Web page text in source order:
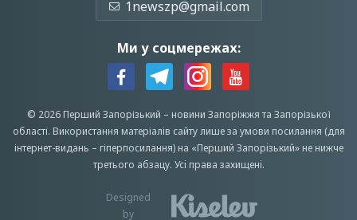
1newszp@gmail.com
Ми у соцмережах:
© 2026 Перший Запорізький – новини Запоріжжята Запорізької
області. Використання матеріалів сайту лише за умови посилання (для
інтернет-видань – гіперпосилання) на «Перший Запорiзький» не нижче
третього абзацу. Усi права захищенi.
Designed
by